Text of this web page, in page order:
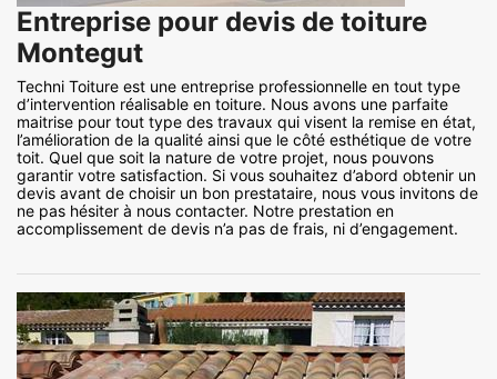
Entreprise pour devis de toiture
Montegut
Techni Toiture est une entreprise professionnelle en tout type
d’intervention réalisable en toiture. Nous avons une parfaite
maitrise pour tout type des travaux qui visent la remise en état,
l’amélioration de la qualité ainsi que le côté esthétique de votre
toit. Quel que soit la nature de votre projet, nous pouvons
garantir votre satisfaction. Si vous souhaitez d’abord obtenir un
devis avant de choisir un bon prestataire, nous vous invitons de
ne pas hésiter à nous contacter. Notre prestation en
accomplissement de devis n’a pas de frais, ni d’engagement.